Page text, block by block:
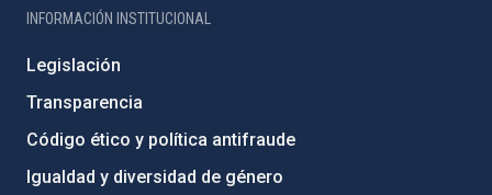
INFORMACIÓN INSTITUCIONAL
Legislación
Transparencia
Código ético y política antifraude
Igualdad y diversidad de género